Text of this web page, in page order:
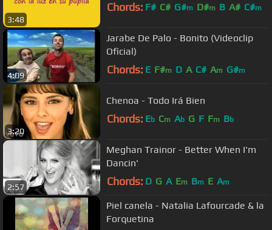
3:48
Chords: F# C# G#m D#m B A# C#m
4:09
Jarabe De Palo - Bonito (Videoclip
Oficial)
Chords: E F#m D A C# Am G#m
3:20
Chenoa - Todo Irá Bien
Chords: Eb Cm Ab G F Fm Bb
2:57
Meghan Trainor - Better When I'm
Dancin'
Chords: D G A Em Bm E Am
Piel canela - Natalia Lafourcade & la
Forquetina